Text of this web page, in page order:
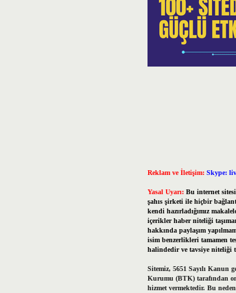
Reklam ve İletişim: Skype:
Yasal Uyarı: Bu internet
şahıs şirketi ile hiçbir
kendi hazırladığımız
içerikler haber niteliği
hakkında paylaşım
isim benzerlikleri tamamen
halindedir ve tavsiye niteliği
Sitemiz, 5651 Sayılı Kanun
Kurumu (BTK) tarafından
hizmet vermektedir. Bu